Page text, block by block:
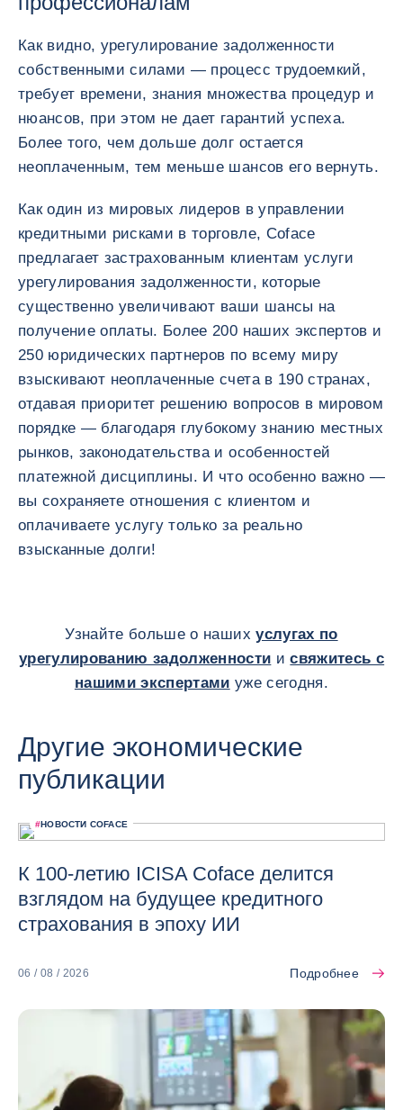
Как видно, урегулирование задолженности
собственными силами — процесс трудоемкий,
требует времени, знания множества процедур и
нюансов, при этом не дает гарантий успеха.
Более того, чем дольше долг остается
неоплаченным, тем меньше шансов его вернуть.
Как один из мировых лидеров в управлении
кредитными рисками в торговле, Coface
предлагает застрахованным клиентам услуги
урегулирования задолженности, которые
существенно увеличивают ваши шансы на
получение оплаты. Более 200 наших экспертов и
250 юридических партнеров по всему миру
взыскивают неоплаченные счета в 190 странах,
отдавая приоритет решению вопросов в мировом
порядке — благодаря глубокому знанию местных
рынков, законодательства и особенностей
платежной дисциплины. И что особенно важно —
вы сохраняете отношения с клиентом и
оплачиваете услугу только за реально
взысканные долги!
Узнайте больше о нашихуслугах по
урегулированию задолженности исвяжитесь с
нашими экспертами уже сегодня.
Другие экономические
публикации
#НОВОСТИ COFACE
К 100-летию ICISA Coface делится
взглядом на будущее кредитного
страхования в эпоху ИИ
06 / 08 / 2026 Подробнее